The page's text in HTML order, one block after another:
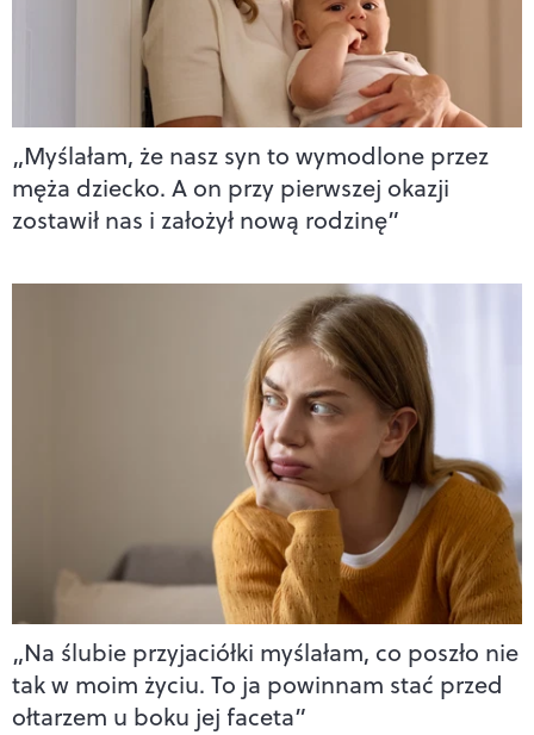
„Myślałam, że nasz syn to wymodlone przez
męża dziecko. A on przy pierwszej okazji
zostawił nas i założył nową rodzinę”
„Na ślubie przyjaciółki myślałam, co poszło nie
tak w moim życiu. To ja powinnam stać przed
ołtarzem u boku jej faceta”